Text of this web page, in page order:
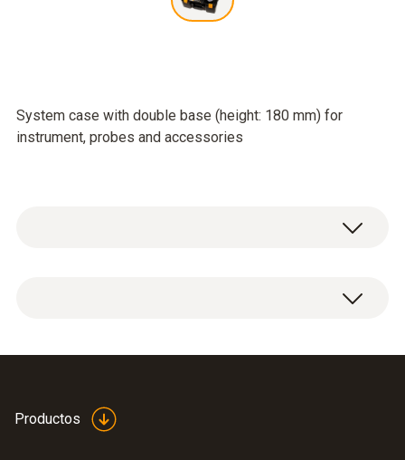
System case with double base (height: 180 mm) for
instrument, probes and accessories
Medidas
Productos